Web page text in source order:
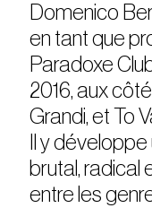
Domenico
en tant que
Paradoxe
2016, aux
Grandi, et To
Il y
brutal, radical
entre les